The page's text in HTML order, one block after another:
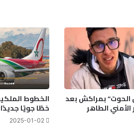
بمراكش بعد
الطاهر
الخطوط
خطًا جويًا جديدًا
2025-01-02